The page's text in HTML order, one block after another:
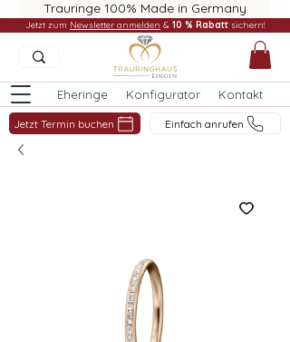
Trauringe 100% Made in Germany
Eheringe Konfigurator Kontakt
Jetzt Termin buchen Einfach anrufen
Jetzt zum Newsletter anmelden & 10 % Rabatt sichern!